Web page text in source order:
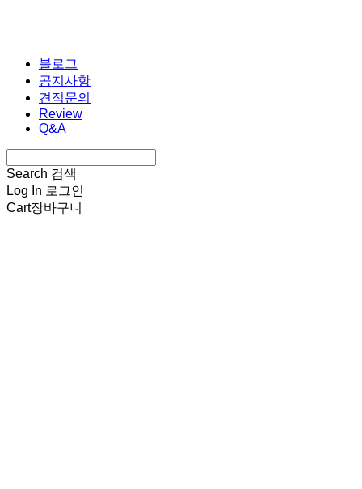
블로그
공지사항
견적문의
Review
Q&A
Search 검색
Log In 로그인
Cart장바구니